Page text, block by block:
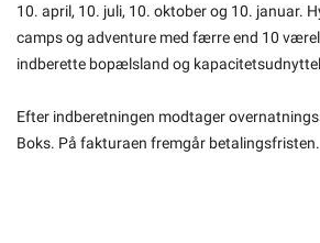
10. april, 10. juli, 10. oktober og 10. januar.
camps og adventure med færre end 10
indberette bopælsland og
Efter indberetningen modtager
Boks. På fakturaen fremgår betalingsfristen.